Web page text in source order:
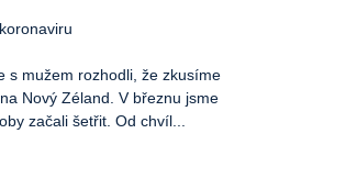
s mužem rozhodli, že zkusíme
Nový Zéland. V březnu jsme
začali šetřit. Od chvíl...